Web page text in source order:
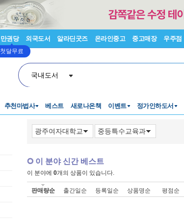
만권당
첫달무료
외국도서 알라딘굿즈 온라인중고 중고매장 우주점
국내도서
추천마법사 베스트 새로나온책 이벤트 정가인하도서
이 분야 신간 베스트
이 분야에 0개의 상품이 있습니다.
판매량순 출간일순 등록일순 상품명순 평점순